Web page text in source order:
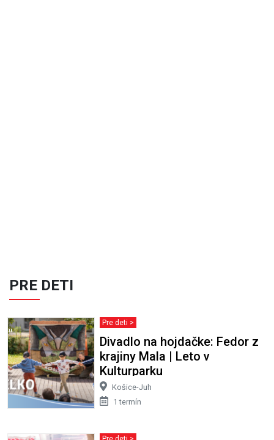
PRE DETI
Pre deti >
Divadlo na hojdačke: Fedor z
krajiny Mala | Leto v
Kulturparku
Košice-Juh
1 termín